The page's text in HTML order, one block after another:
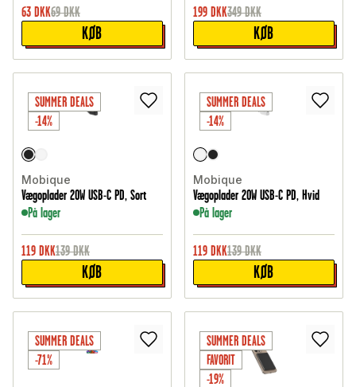
63 DKK69 DKK
KØB
199 DKK349 DKK
KØB
SUMMER DEALS
-14%
Mobique
Vægoplader 20W USB-C PD, Sort
På lager
119 DKK139 DKK
KØB
SUMMER DEALS
-14%
Mobique
Vægoplader 20W USB-C PD, Hvid
På lager
119 DKK139 DKK
KØB
SUMMER DEALS
-71%
SUMMER DEALS
FAVORIT
-19%